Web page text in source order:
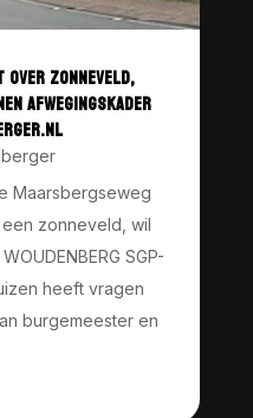
ZONNEVELD,
AFWEGINGSKADER
Maarsbergseweg
zonneveld, wil
SGP-
heeft vragen
burgemeester en